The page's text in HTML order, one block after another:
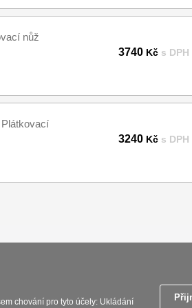
nůž
3740 Kč s DPH
3240 Kč s DPH
chování pro tyto účely: Ukládání